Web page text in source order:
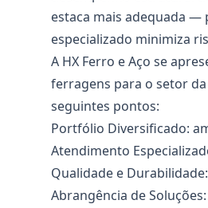
estaca mais adequada —
especializado minimiza
A HX Ferro e Aço se
ferragens para o setor
seguintes pontos:
Portfólio Diversificado:
Atendimento
Qualidade e
Abrangência de